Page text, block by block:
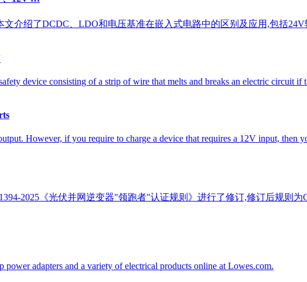
文介绍了DCDC、LDO和电压基准在嵌入式电路中的区别及应用,包括
device consisting of a strip of wire that melts and breaks an electric circuit if
However, if you require to charge a device that requires a 12V input, then
2025《光伏并网逆变器"领跑者"认证规则》进行了修订,修订后规则
adapters and a variety of electrical products online at Lowes.com.